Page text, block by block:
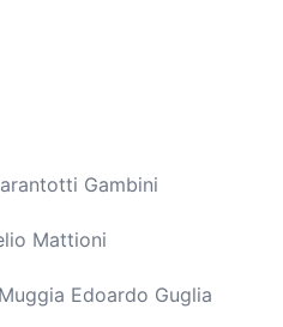
Gambini
Mattioni
Edoardo Guglia